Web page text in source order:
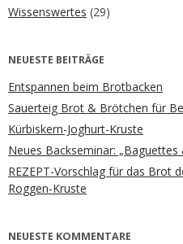
Wissenswertes (29)
NEUESTE BEITRÄGE
Entspannen beim Brotbacken
Sauerteig Brot & Brötchen für
Kürbiskern-Joghurt-Kruste
Neues Backseminar: „Baguettes
REZEPT-Vorschlag für das Brot
Roggen-Kruste
NEUESTE KOMMENTARE